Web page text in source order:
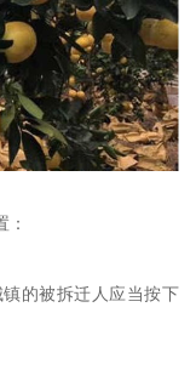
的被拆迁人应当按下